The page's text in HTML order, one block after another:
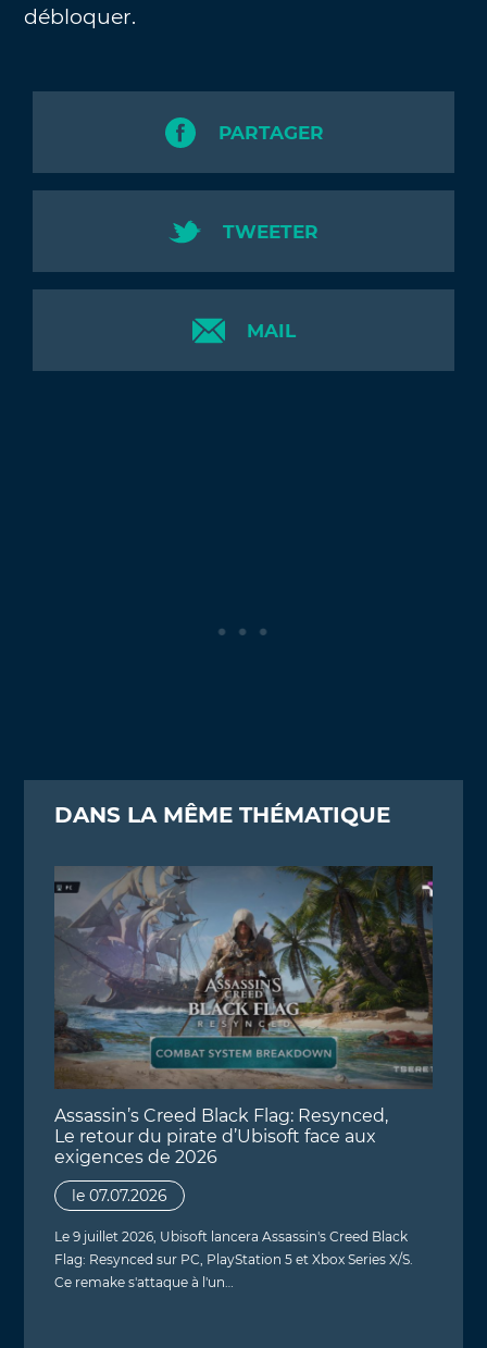
débloquer.
PARTAGER
TWEETER
MAIL
DANS LA MÊME THÉMATIQUE
Assassin’s Creed Black Flag: Resynced,
Le retour du pirate d’Ubisoft face aux
exigences de 2026
le 07.07.2026
Le 9 juillet 2026, Ubisoft lancera Assassin's Creed Black
Flag: Resynced sur PC, PlayStation 5 et Xbox Series X/S.
Ce remake s'attaque à l'un…